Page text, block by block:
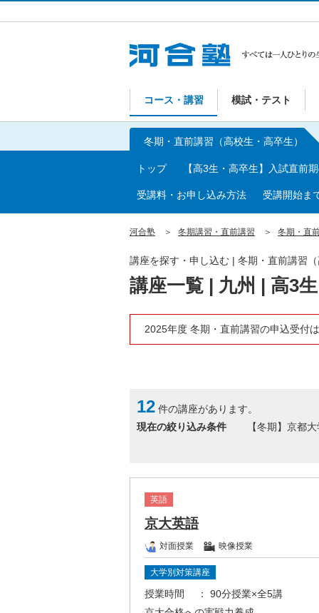
コース・講習 模試・テスト
冬期・直前講習（高校生・高卒生）
トップ 【高3生・高卒生】入試直前
受講料・お申し込み方法 受講開始ま
河合塾 冬期講習・直前講習 冬期・直
講座一覧 | 九州 | 高3生
講座を探す・申し込む | 冬期・直前講習（
2025年度 冬期・直前講習の申込受付は
12 件の講座があります。
現在の絞り込み条件
【冬期】京都
英語
京大英語
対面授業 映像授業
大学別対策講座
授業時間
： 90分授業×全5講